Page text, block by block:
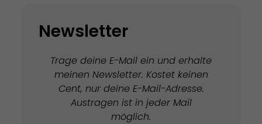
Newsletter
Trage deine E-Mail ein und erhalte
meinen Newsletter. Kostet keinen
Cent, nur deine E-Mail-Adresse.
Austragen ist in jeder Mail
möglich.